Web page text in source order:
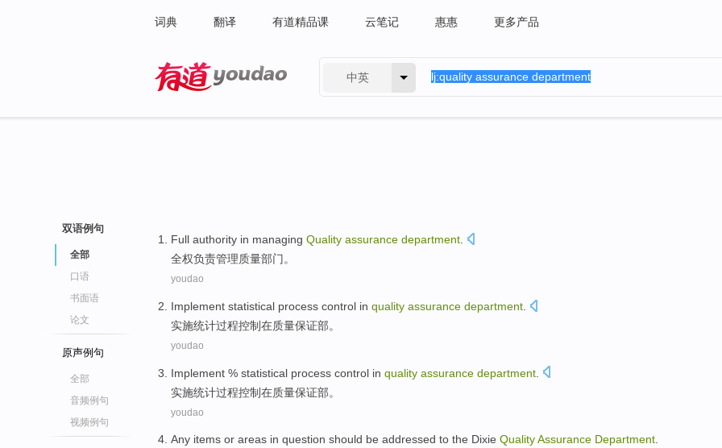
词典 翻译 有道精品课 云笔记 惠惠 更多产品
中英
双语例句
全部
口语
书面语
论文
原声例句
全部
音频例句
视频例句
Full authority in managing Quality assurance department
全权负责管理质量部门。
youdao
Implement statistical process control in quality assurance department
实施统计过程控制在质量保证部。
youdao
Implement % statistical process control in quality assurance department
实施统计过程控制在质量保证部。
youdao
Any items or areas in question should be addressed to the Dixie QualityAssurance Department.